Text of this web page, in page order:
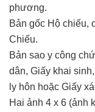
phương.
Bản gốc Hộ chiếu,
Chiếu.
Bản sao y công
dân, Giấy khai
ly hôn hoặc Giấy
Hai ảnh 4 x 6 (ảnh